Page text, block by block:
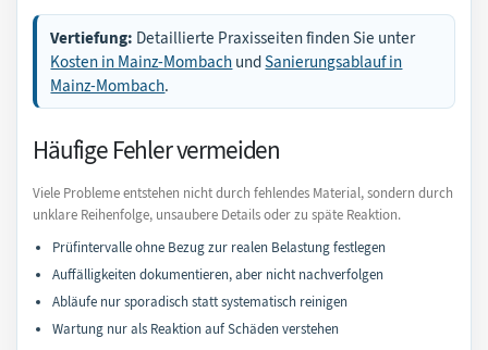
Vertiefung: Detaillierte Praxisseiten finden Sie unter
Kosten in Mainz-Mombach undSanierungsablauf in
Mainz-Mombach.
Häufige Fehler vermeiden
Viele Probleme entstehen nicht durch fehlendes Material, sondern durch
unklare Reihenfolge, unsaubere Details oder zu späte Reaktion.
Prüfintervalle ohne Bezug zur realen Belastung festlegen
Auffälligkeiten dokumentieren, aber nicht nachverfolgen
Abläufe nur sporadisch statt systematisch reinigen
Wartung nur als Reaktion auf Schäden verstehen